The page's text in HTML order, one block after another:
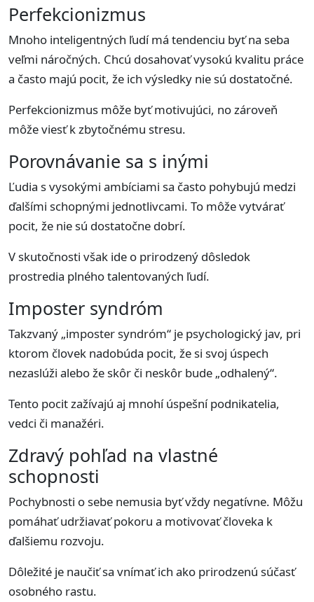
Perfekcionizmus
Mnoho inteligentných ľudí má tendenciu byť na seba
veľmi náročných. Chcú dosahovať vysokú kvalitu práce
a často majú pocit, že ich výsledky nie sú dostatočné.
Perfekcionizmus môže byť motivujúci, no zároveň
môže viesť k zbytočnému stresu.
Porovnávanie sa s inými
Ľudia s vysokými ambíciami sa často pohybujú medzi
ďalšími schopnými jednotlivcami. To môže vytvárať
pocit, že nie sú dostatočne dobrí.
V skutočnosti však ide o prirodzený dôsledok
prostredia plného talentovaných ľudí.
Imposter syndróm
Takzvaný „imposter syndróm“ je psychologický jav, pri
ktorom človek nadobúda pocit, že si svoj úspech
nezaslúži alebo že skôr či neskôr bude „odhalený“.
Tento pocit zažívajú aj mnohí úspešní podnikatelia,
vedci či manažéri.
Zdravý pohľad na vlastné
schopnosti
Pochybnosti o sebe nemusia byť vždy negatívne. Môžu
pomáhať udržiavať pokoru a motivovať človeka k
ďalšiemu rozvoju.
Dôležité je naučiť sa vnímať ich ako prirodzenú súčasť
osobného rastu.